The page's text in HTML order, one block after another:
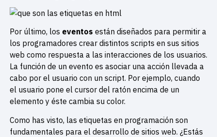
Por último, los eventos están diseñados para permitir a
los programadores crear distintos scripts en sus sitios
web como respuesta a las interacciones de los usuarios.
La función de un evento es asociar una acción llevada a
cabo por el usuario con un script. Por ejemplo, cuando
el usuario pone el cursor del ratón encima de un
elemento y éste cambia su color.
Como has visto, las etiquetas en programación son
fundamentales para el desarrollo de sitios web. ¿Estás